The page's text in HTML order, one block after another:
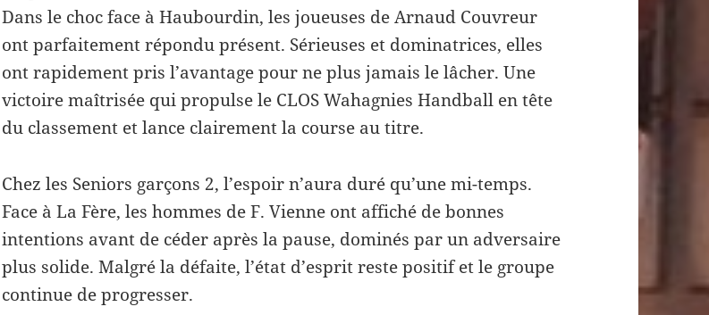
Dans le choc face à Haubourdin, les joueuses de Arnaud Couvreur
ont parfaitement répondu présent. Sérieuses et dominatrices, elles
ont rapidement pris l’avantage pour ne plus jamais le lâcher. Une
victoire maîtrisée qui propulse le CLOS Wahagnies Handball en tête
du classement et lance clairement la course au titre.
Chez les Seniors garçons 2, l’espoir n’aura duré qu’une mi-temps.
Face à La Fère, les hommes de F. Vienne ont affiché de bonnes
intentions avant de céder après la pause, dominés par un adversaire
plus solide. Malgré la défaite, l’état d’esprit reste positif et le groupe
continue de progresser.